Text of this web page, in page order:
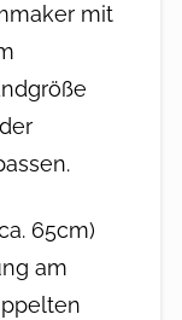
mit
65cm)
am